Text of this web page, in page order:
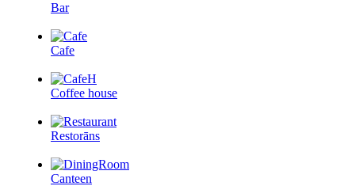
Bar
Cafe
Coffee house
Restorāns
Canteen